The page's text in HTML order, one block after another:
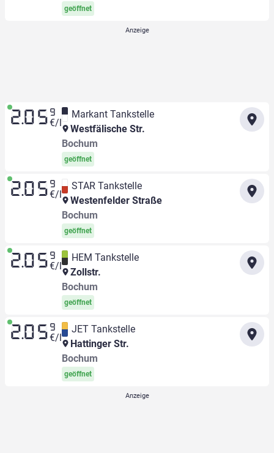
geöffnet
2.05 9
€/l
Markant Tankstelle
Westfälische Str.
Bochum
geöffnet
2.05 9
€/l
STAR Tankstelle
Westenfelder Straße
Bochum
geöffnet
2.05 9
€/l
HEM Tankstelle
Zollstr.
Bochum
geöffnet
2.05 9
€/l
JET Tankstelle
Hattinger Str.
Bochum
geöffnet